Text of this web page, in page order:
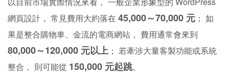
網頁設計， 常見費用大約落在 45,000～70,000 元 ； 如
果是整合購物車、金流的電商網站， 費用通常會來到
80,000～120,000 元以上 ； 若牽涉大量客製功能或系統
整合， 則可能從 150,000 元起跳。